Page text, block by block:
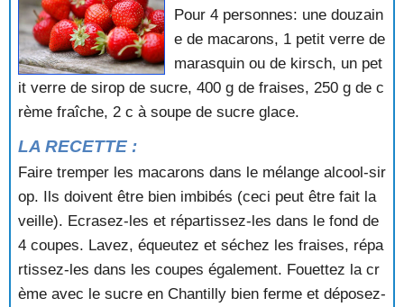
FROMAGE BLANC AUX FRUITS ET AU MIEL
FROMAGE BLANC AUX MYRTILLES
FRUITS A LA CONDE
FRUITS CONFITS
GALETTE A LA CREME FRANGIPANE
GALETTE A L'ANIS
GALETTE AUX ABRICOTS
GALETTE AUX AMANDES
GALETTE AUX POMMES
GALETTE BRETONNE
GALETTE DES ROIS
GALETTE DES ROIS A LA MODE BRETONNE
GALETTE DES ROIS FOURREE AUX AMANDES
GALETTE FEUILLETEE A LA CONFITURE
Pour 4 personnes: une douzain
e de macarons, 1 petit verre de
marasquin ou de kirsch, un pet
it verre de sirop de sucre, 400 g de fraises, 250 g de c
rème fraîche, 2 c à soupe de sucre glace.
LA RECETTE :
Faire tremper les macarons dans le mélange alcool-sir
op. Ils doivent être bien imbibés (ceci peut être fait la
veille). Ecrasez-les et répartissez-les dans le fond de
4 coupes. Lavez, équeutez et séchez les fraises, répa
rtissez-les dans les coupes également. Fouettez la cr
ème avec le sucre en Chantilly bien ferme et déposez-